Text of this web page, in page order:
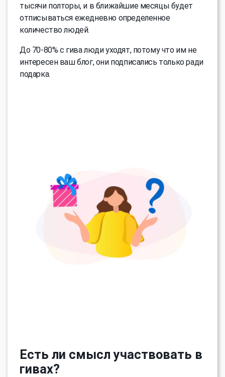
тысячи полторы, и в ближайшие месяцы будет
отписываться ежедневно определенное
количество людей.
До 70-80% с гива люди уходят, потому что им не
интересен ваш блог, они подписались только ради
подарка.
Есть ли смысл участвовать в
гивах?